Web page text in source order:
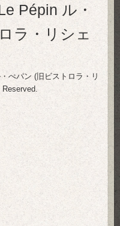
Pépin ル・
ラ・リシェ
ぺパン (旧ビストロラ・リ
Reserved.